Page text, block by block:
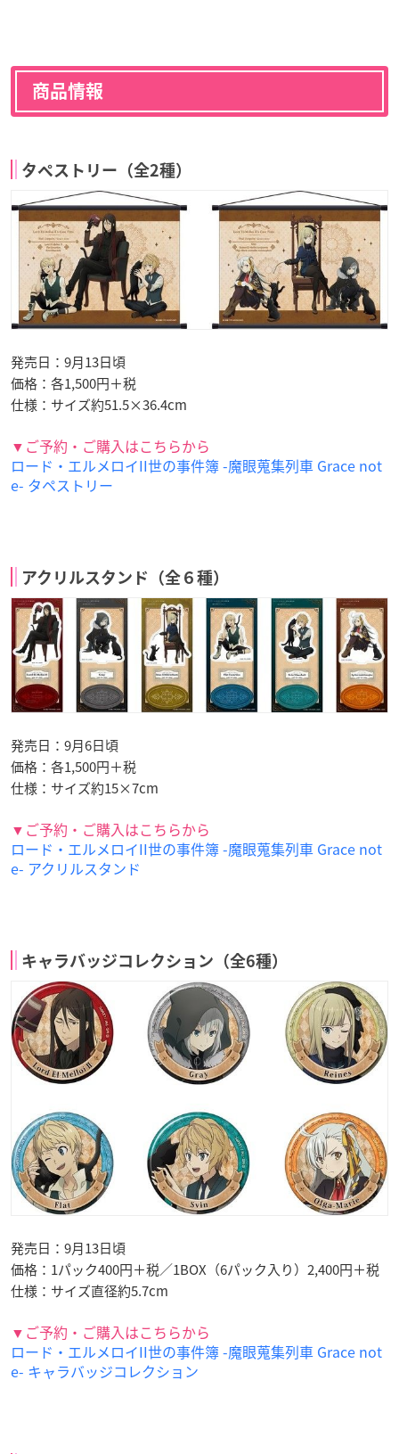
商品情報
タペストリー（全2種）
発売日：9月13日頃
価格：各1,500円＋税
仕様：サイズ約51.5×36.4cm
▼ご予約・ご購入はこちらから
ロード・エルメロイII世の事件簿 -魔眼蒐集列車 Grace not
e- タペストリー
アクリルスタンド（全６種）
発売日：9月6日頃
価格：各1,500円＋税
仕様：サイズ約15×7cm
▼ご予約・ご購入はこちらから
ロード・エルメロイII世の事件簿 -魔眼蒐集列車 Grace not
e- アクリルスタンド
キャラバッジコレクション（全6種）
発売日：9月13日頃
価格：1パック400円＋税／1BOX（6パック入り）2,400円＋税
仕様：サイズ直径約5.7cm
▼ご予約・ご購入はこちらから
ロード・エルメロイII世の事件簿 -魔眼蒐集列車 Grace not
e- キャラバッジコレクション